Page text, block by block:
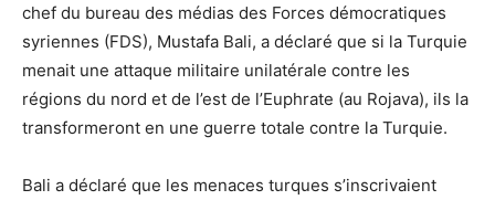
chef du bureau des médias des Forces démocratiques
syriennes (FDS), Mustafa Bali, a déclaré que si la Turquie
menait une attaque militaire unilatérale contre les
régions du nord et de l’est de l’Euphrate (au Rojava), ils la
transformeront en une guerre totale contre la Turquie.
Bali a déclaré que les menaces turques s’inscrivaient